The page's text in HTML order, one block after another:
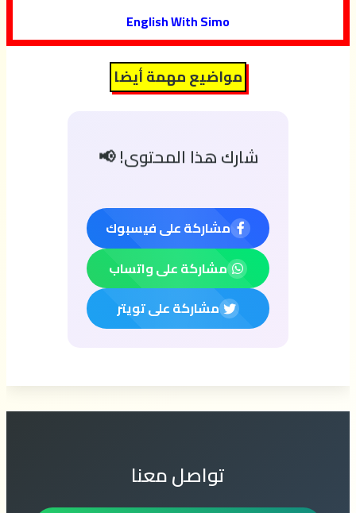
English With Simo
مواضيع مهمة أيضا
شارك هذا المحتوى! 📢
مشاركة على فيسبوك
مشاركة على واتساب
مشاركة على تويتر
تواصل معنا